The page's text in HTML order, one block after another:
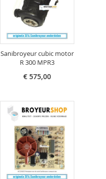
Sanibroyeur cubic motor
R 300 MPR3
€ 575,00